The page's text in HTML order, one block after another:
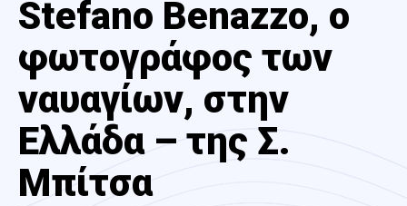
Stefano Benazzo, ο
φωτογράφος των
ναυαγίων, στην
Ελλάδα – της Σ.
Μπίτσα